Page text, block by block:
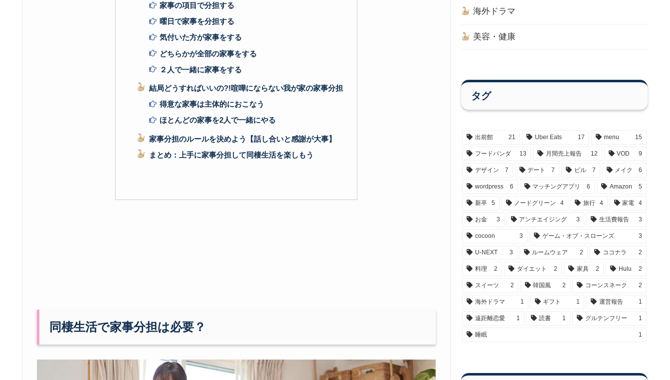
家事の項目で分担する
曜日で家事を分担する
気付いた方が家事をする
どちらかが全部の家事をする
２人で一緒に家事をする
結局どうすればいいの?!喧嘩にならない我が家の家事分担
得意な家事は主体的におこなう
ほとんどの家事を2人で一緒にやる
家事分担のルールを決めよう【話し合いと感謝が大事】
まとめ：上手に家事分担して同棲生活を楽しもう
同棲生活で家事分担は必要？
海外ドラマ
美容・健康
タグ
出前館 21 Uber Eats 17 menu 15
フードパンダ 13 月間売上報告 12 VOD 9
デザイン 7 デート 7 ピル 7 メイク 6
wordpress 6 マッチングアプリ 6 Amazon 5
新卒 5 ノードグリーン 4 旅行 4 家電 4
お金 3 アンチエイジング 3 生活費報告 3
cocoon 3 ゲーム・オブ・スローンズ 3
U-NEXT 3 ルームウェア 2 ココナラ 2
料理 2 ダイエット 2 家具 2 Hulu 2
スイーツ 2 韓国風 2 コーンスネーク 2
海外ドラマ 1 ギフト 1 運営報告 1
遠距離恋愛 1 読書 1 グルテンフリー 1
睡眠 1